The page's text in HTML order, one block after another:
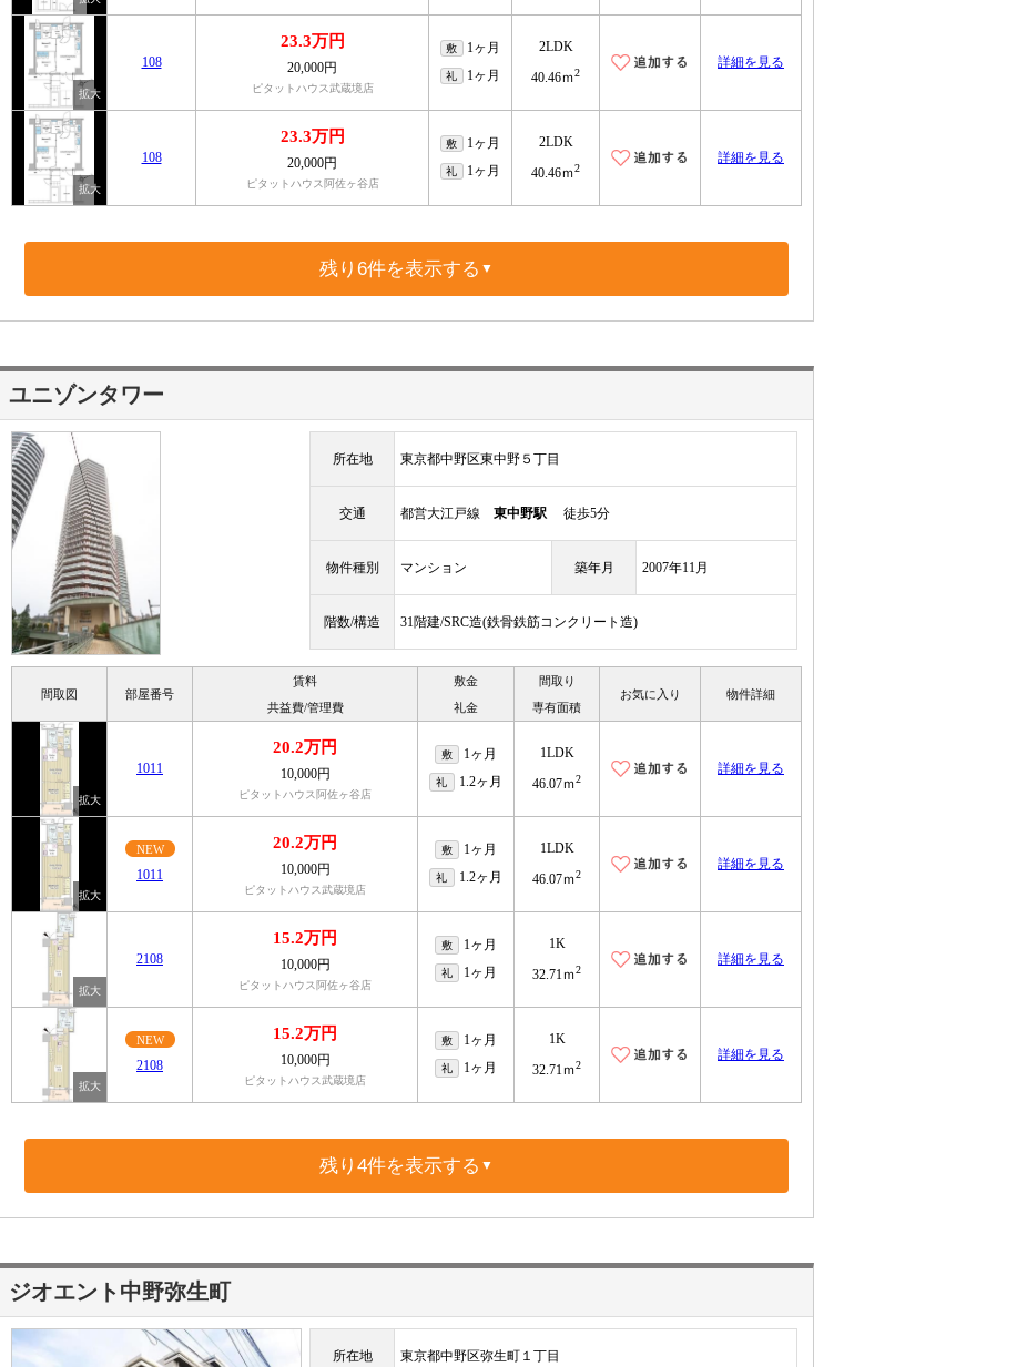
108
23.3万円
20,000円
ピタットハウス武蔵境店
敷 1ヶ月
礼 1ヶ月
2LDK
40.46ｍ2
詳細を見る
108
23.3万円
20,000円
ピタットハウス阿佐ヶ谷店
敷 1ヶ月
礼 1ヶ月
2LDK
40.46ｍ2
詳細を見る
残り6件を表示する ▼
ユニゾンタワー
所在地 東京都中野区東中野５丁目
交通 都営大江戸線 東中野駅 徒歩5分
物件種別 マンション 築年月 2007年11月
階数/構造 31階建/SRC造(鉄骨鉄筋コンクリート造)
間取図 部屋番号
賃料
共益費/管理費
敷金
礼金
間取り
専有面積
お気に入り 物件詳細
1011
20.2万円
10,000円
ピタットハウス阿佐ヶ谷店
敷 1ヶ月
礼 1.2ヶ月
1LDK
46.07ｍ2
詳細を見る
NEW
1011
20.2万円
10,000円
ピタットハウス武蔵境店
敷 1ヶ月
礼 1.2ヶ月
1LDK
46.07ｍ2
詳細を見る
2108
15.2万円
10,000円
ピタットハウス阿佐ヶ谷店
敷 1ヶ月
礼 1ヶ月
1K
32.71ｍ2
詳細を見る
NEW
2108
15.2万円
10,000円
ピタットハウス武蔵境店
敷 1ヶ月
礼 1ヶ月
1K
32.71ｍ2
詳細を見る
残り4件を表示する ▼
ジオエント中野弥生町
所在地 東京都中野区弥生町１丁目